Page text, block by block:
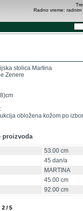
Radno vreme:
stolica Martina
Zenere
obložena kožom po
proizvoda
53.00 cm
45 dan/a
MARTINA
45.00 cm
92.00 cm
2 / 5